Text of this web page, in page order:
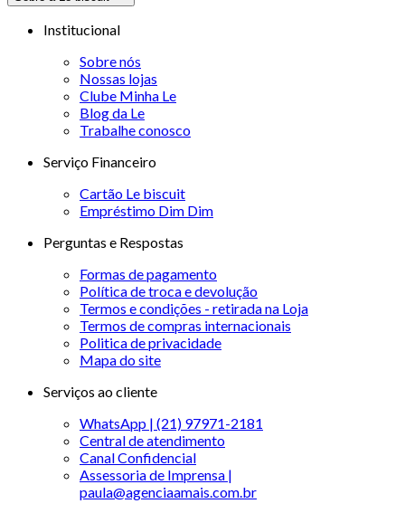
Institucional
Sobre nós
Nossas lojas
Clube Minha Le
Blog da Le
Trabalhe conosco
Serviço Financeiro
Cartão Le biscuit
Empréstimo Dim Dim
Perguntas e Respostas
Formas de pagamento
Política de troca e devolução
Termos e condições - retirada na Loja
Termos de compras internacionais
Politica de privacidade
Mapa do site
Serviços ao cliente
WhatsApp | (21) 97971-2181
Central de atendimento
Canal Confidencial
Assessoria de Imprensa |
paula@agenciaamais.com.br